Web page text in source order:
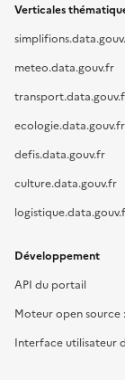
Verticales
meteo.data.gouv.fr
ecologie.data.gouv.fr
defis.data.gouv.fr
culture.data.gouv.fr
Développement
API du portail
Moteur open source
Interface utilisateur